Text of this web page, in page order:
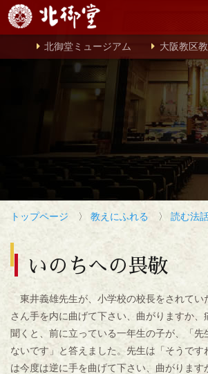
北御堂ミュージアム 大阪教区
トップページ 〉 教えにふれる 〉 読む法
いのちへの畏敬
東井義雄先生が、小学校の校長をされてい
さん手を内に曲げて下さい、曲がりますか、
聞くと、前に立っている一年生の子が、「先
ないです」と答えました。先生は「そうです
は今度は逆に手を曲げて下さい、曲がります